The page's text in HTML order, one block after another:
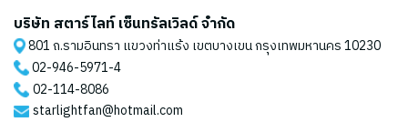
บริษัท สตาร์ไลท์ เซ็นทรัลเวิลด์ จำกัด
801 ถ.รามอินทรา แขวงท่าแร้ง เขตบางเขน กรุงเทพมหานคร 10230
02-946-5971-4
02-114-8086
starlightfan@hotmail.com